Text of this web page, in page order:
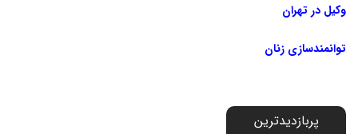
وکیل در تهران
توانمندسازی زنان
پربازدیدترین